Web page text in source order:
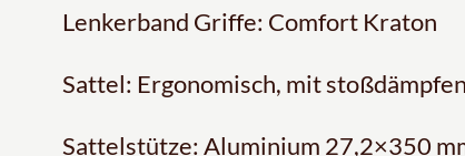
Lenkerband Griffe: Comfort Kraton
Sattel: Ergonomisch, mit
Sattelstütze: Aluminium 27,2×350